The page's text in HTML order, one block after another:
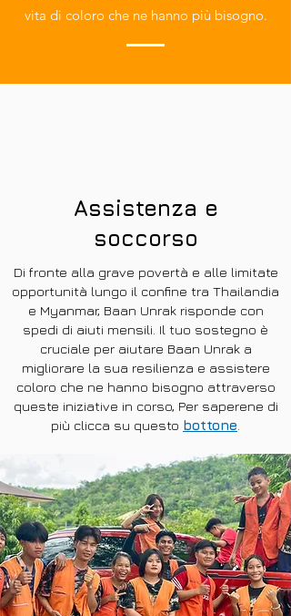
vita di coloro che ne hanno più bisogno.
Assistenza e
soccorso
Di fronte alla grave povertà e alle limitate
opportunità lungo il confine tra Thailandia
e Myanmar, Baan Unrak risponde con
spedi di aiuti mensili. Il tuo sostegno è
cruciale per aiutare Baan Unrak a
migliorare la sua resilienza e assistere
coloro che ne hanno bisogno attraverso
queste iniziative in corso, Per saperene di
più clicca su questo bottone